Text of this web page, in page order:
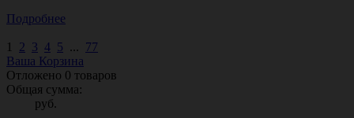
Подробнее
1 2 3 4 5 ... 77
Ваша Корзина
Отложено 0 товаров
Общая сумма:
руб.